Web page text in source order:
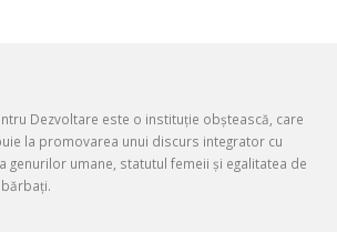
la promovarea unui discurs integrator cu
umane, statutul femeii și egalitatea de